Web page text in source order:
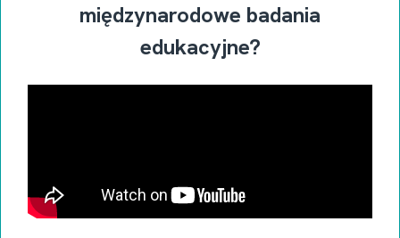
międzynarodowe badania
edukacyjne?